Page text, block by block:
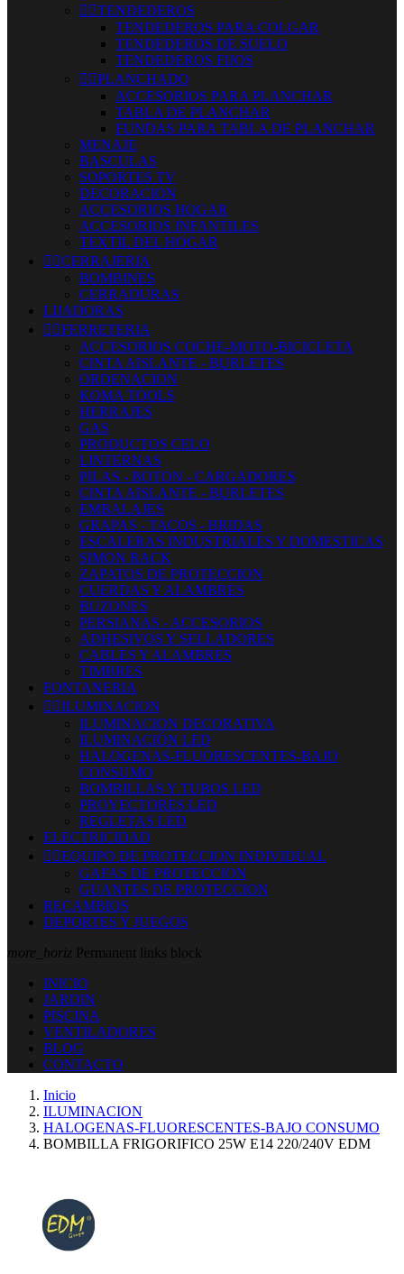
 TENDEDEROS
TENDEDEROS PARA COLGAR
TENDEDEROS DE SUELO
TENDEDEROS FIJOS
 PLANCHADO
ACCESORIOS PARA PLANCHAR
TABLA DE PLANCHAR
FUNDAS PARA TABLA DE PLANCHAR
MENAJE
BASCULAS
SOPORTES TV
DECORACION
ACCESORIOS HOGAR
ACCESORIOS INFANTILES
TEXTIL DEL HOGAR
 CERRAJERIA
BOMBINES
CERRADURAS
LIJADORAS
 FERRETERIA
ACCESORIOS COCHE-MOTO-BICICLETA
CINTA AISLANTE - BURLETES
ORDENACION
KOMA TOOLS
HERRAJES
GAS
PRODUCTOS CELO
LINTERNAS
PILAS - BOTON - CARGADORES
CINTA AISLANTE - BURLETES
EMBALAJES
GRAPAS - TACOS - BRIDAS
ESCALERAS INDUSTRIALES Y DOMESTICAS
SIMON RACK
ZAPATOS DE PROTECCION
CUERDAS Y ALAMBRES
BUZONES
PERSIANAS - ACCESORIOS
ADHESIVOS Y SELLADORES
CABLES Y ALAMBRES
TIMBRES
FONTANERIA
 ILUMINACION
ILUMINACION DECORATIVA
ILUMINACIÓN LED
HALOGENAS-FLUORESCENTES-BAJO
CONSUMO
BOMBILLAS Y TUBOS LED
PROYECTORES LED
REGLETAS LED
ELECTRICIDAD
 EQUIPO DE PROTECCION INDIVIDUAL
GAFAS DE PROTECCION
GUANTES DE PROTECCION
RECAMBIOS
DEPORTES Y JUEGOS
more_horiz Permanent links block
INICIO
JARDIN
PISCINA
VENTILADORES
BLOG
CONTACTO
Inicio
ILUMINACION
HALOGENAS-FLUORESCENTES-BAJO CONSUMO
BOMBILLA FRIGORIFICO 25W E14 220/240V EDM